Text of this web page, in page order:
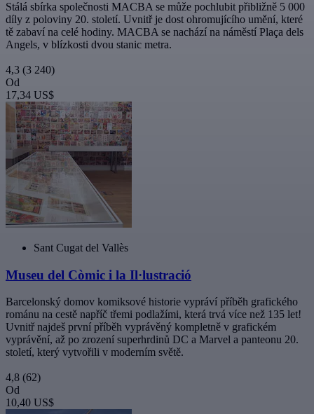
Stálá sbírka společnosti MACBA se může pochlubit přibližně 5 000
díly z poloviny 20. století. Uvnitř je dost ohromujícího umění, které
tě zabaví na celé hodiny. MACBA se nachází na náměstí Plaça dels
Angels, v blízkosti dvou stanic metra.
4,3 (3 240)
Od
17,34 US$
Sant Cugat del Vallès
Museu del Còmic i la Il·lustració
Barcelonský domov komiksové historie vypráví příběh grafického
románu na cestě napříč třemi podlažími, která trvá více než 135 let!
Uvnitř najdeš první příběh vyprávěný kompletně v grafickém
vyprávění, až po zrození superhrdinů DC a Marvel a panteonu 20.
století, který vytvořili v moderním světě.
4,8 (62)
Od
10,40 US$